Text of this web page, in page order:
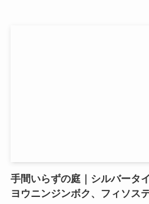
手間いらずの庭｜シルバータ
ヨウニンジンボク、フィソス